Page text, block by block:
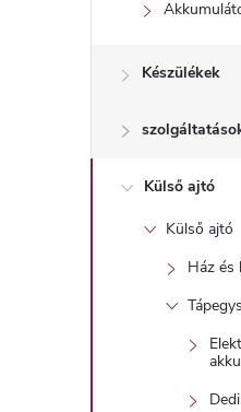
Készülékek
Külső ajtó
Külső ajtó
Ház és